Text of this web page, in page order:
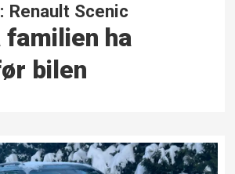
Renault Scenic
familien ha
bilen